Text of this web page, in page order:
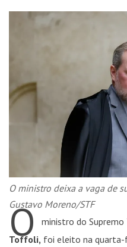
O ministro deixa a vaga de
Gustavo Moreno/STF
O ministro do Supremo
Toffoli, foi eleito na quarta-